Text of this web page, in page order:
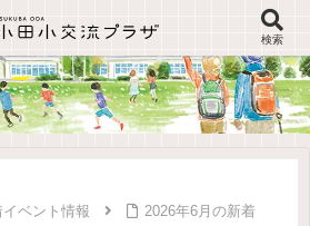
イベント情報
2026年6月の新着
検索